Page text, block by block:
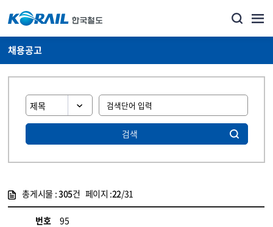
채용공고
검색
총게시물 :305건 페이지 :22/31
번호
95